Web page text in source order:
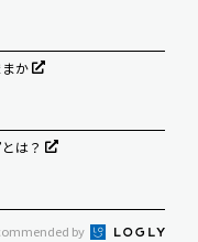
か
は？
by